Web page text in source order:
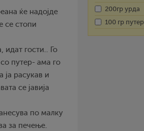
ќе надојде
се стопи
гости.. Го
путер- ама го
расукав и
се јавија
по малку
за печење.
200гр урда
100 гр путер